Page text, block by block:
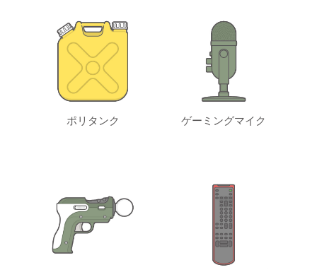
ポリタンク ゲーミングマイク